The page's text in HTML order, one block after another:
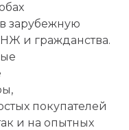
зарубежную
и гражданства.
покупателей
и на опытных